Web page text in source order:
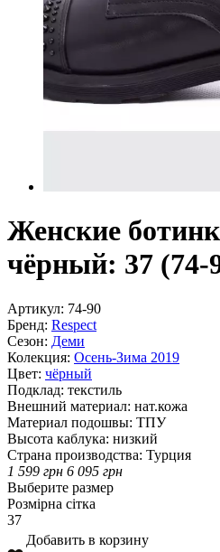
Женские
чёрный: 37 (74-
Артикул: 74-90
Бренд: Respect
Сезон: Деми
Колекция: Осень-Зима 2019
Цвет: чёрный
Подклад: текстиль
Внешний материал: нат.кожа
Материал подошвы: ТПУ
Высота каблука: низкий
Страна производства: Турция
1 599 грн 6 095 грн
Выберите размер
Розмірна сітка
37
Добавить в корзину